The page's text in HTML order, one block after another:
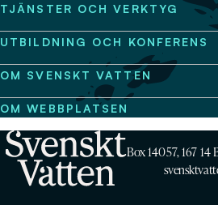
TJÄNSTER OCH VERKTYG
UTBILDNING OCH KONFERENS
OM SVENSKT VATTEN
OM WEBBPLATSEN
Box 14057, 167